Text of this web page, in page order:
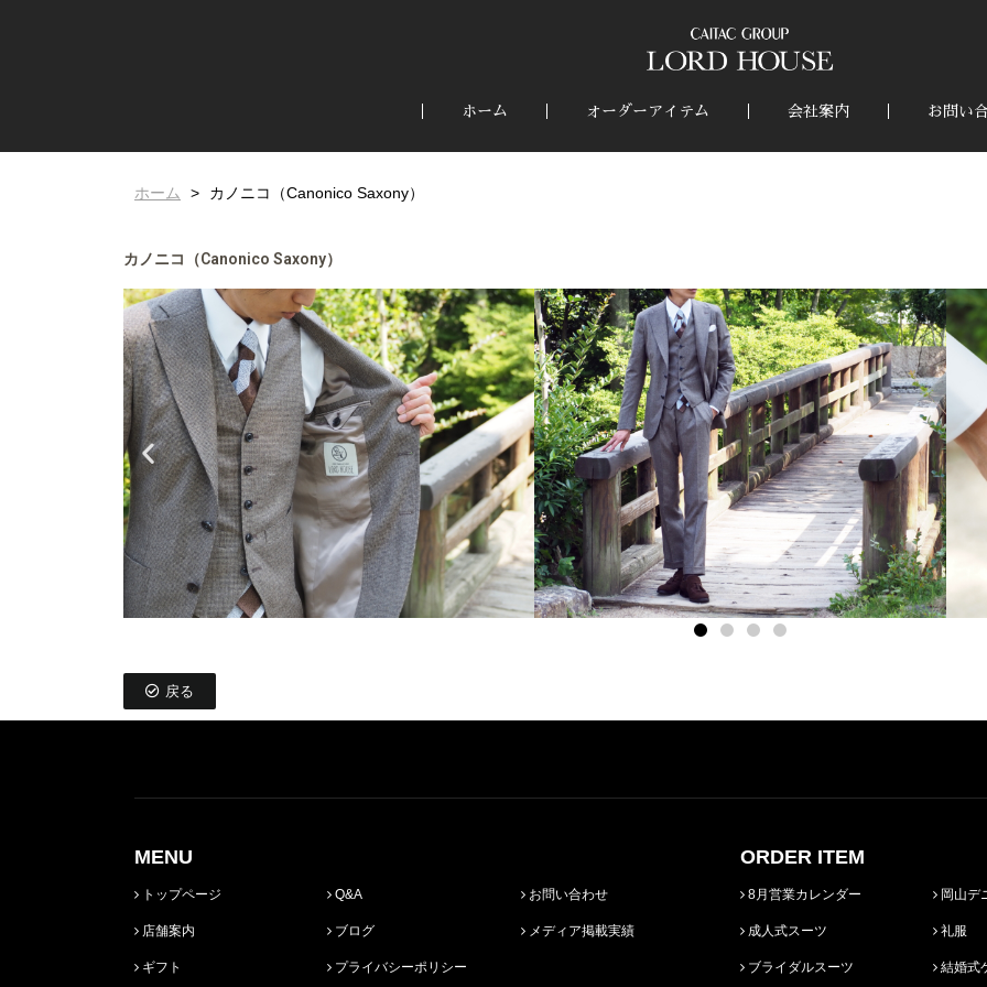
ホーム オーダーアイテム 会社案内 お問い
ホーム カノニコ（Canonico Saxony）
カノニコ（Canonico Saxony）
戻る
MENU
トップページ
店舗案内
ギフト
Q&A
ブログ
プライバシーポリシー
お問い合わせ
メディア掲載実績
ORDER ITEM
8月営業カレンダー
成人式スーツ
ブライダルスーツ
岡山デ
礼服
結婚式